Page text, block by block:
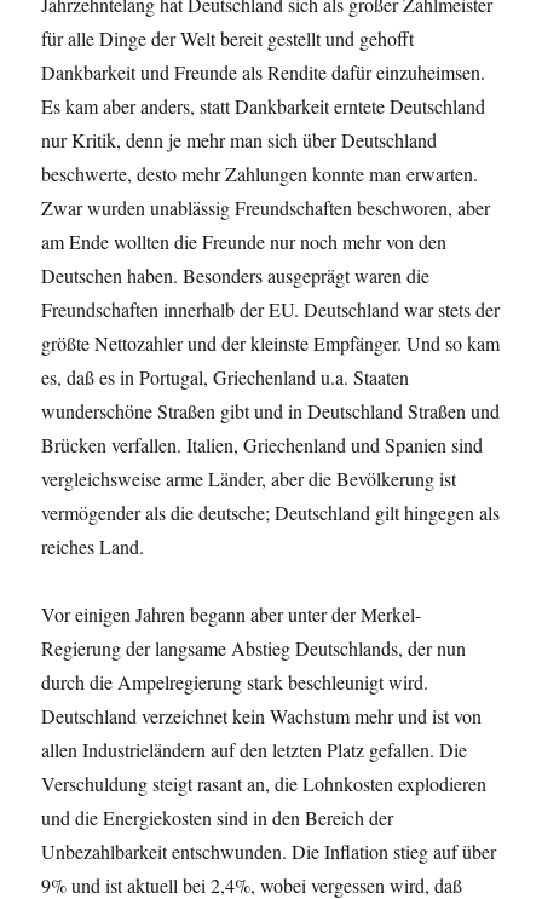
für alle Dinge der Welt bereit gestellt und gehofft
Dankbarkeit und Freunde als Rendite dafür einzuheimsen.
Es kam aber anders, statt Dankbarkeit erntete Deutschland
nur Kritik, denn je mehr man sich über Deutschland
beschwerte, desto mehr Zahlungen konnte man erwarten.
Zwar wurden unablässig Freundschaften beschworen, aber
am Ende wollten die Freunde nur noch mehr von den
Deutschen haben. Besonders ausgeprägt waren die
Freundschaften innerhalb der EU. Deutschland war stets der
größte Nettozahler und der kleinste Empfänger. Und so kam
es, daß es in Portugal, Griechenland u.a. Staaten
wunderschöne Straßen gibt und in Deutschland Straßen und
Brücken verfallen. Italien, Griechenland und Spanien sind
vergleichsweise arme Länder, aber die Bevölkerung ist
vermögender als die deutsche; Deutschland gilt hingegen als
reiches Land.
Vor einigen Jahren begann aber unter der Merkel-
Regierung der langsame Abstieg Deutschlands, der nun
durch die Ampelregierung stark beschleunigt wird.
Deutschland verzeichnet kein Wachstum mehr und ist von
allen Industrieländern auf den letzten Platz gefallen. Die
Verschuldung steigt rasant an, die Lohnkosten explodieren
und die Energiekosten sind in den Bereich der
Unbezahlbarkeit entschwunden. Die Inflation stieg auf über
9% und ist aktuell bei 2,4%, wobei vergessen wird, daß